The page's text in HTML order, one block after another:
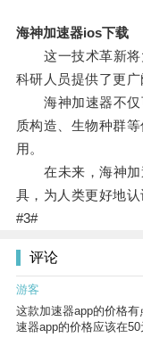
海神加速器ios下载
这一技术革新将
科研人员提供了更广
海神加速器不仅
质构造、生物种群
用。
在未来，海神加
具，为人类更好地认
#3#
评论
游客
这款加速器app的价格
速器app的价格应该在50